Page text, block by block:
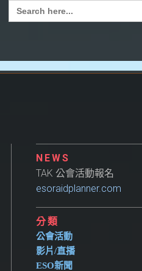
Search
for:
NEWS
TAK 公會活動報名
esoraidplanner.com
分類
公會活動
影片/直播
ESO新聞